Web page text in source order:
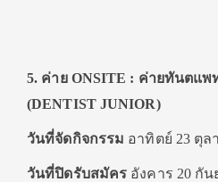
5. ค่าย ONSITE : ค่ายทันตแพ
(DENTIST JUNIOR)
วันที่จัดกิจกรรม อาทิตย์ 23 ตุล
วันที่ปิดรับสมัคร อังคาร 20 กั